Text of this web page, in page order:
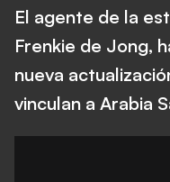
El agente de la
Frenkie de Jong,
nueva
vinculan a Arabia